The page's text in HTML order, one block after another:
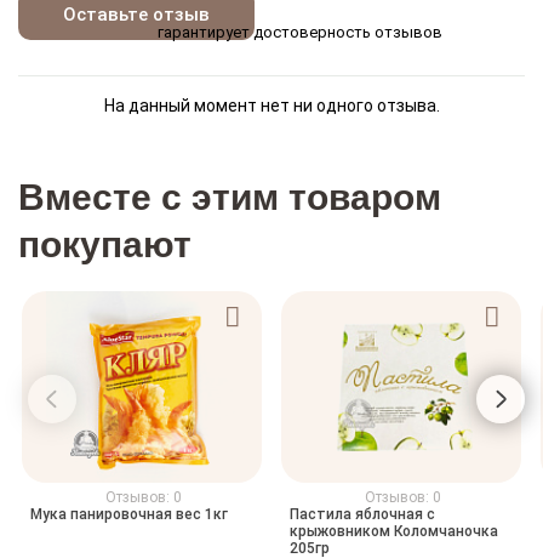
Оставьте отзыв
гарантирует достоверность отзывов
На данный момент нет ни одного отзыва.
Вместе с этим товаром
покупают
Отзывов: 0
Мука панировочная вес 1кг
Отзывов: 0
Пастила яблочная с
крыжовником Коломчаночка
205гр